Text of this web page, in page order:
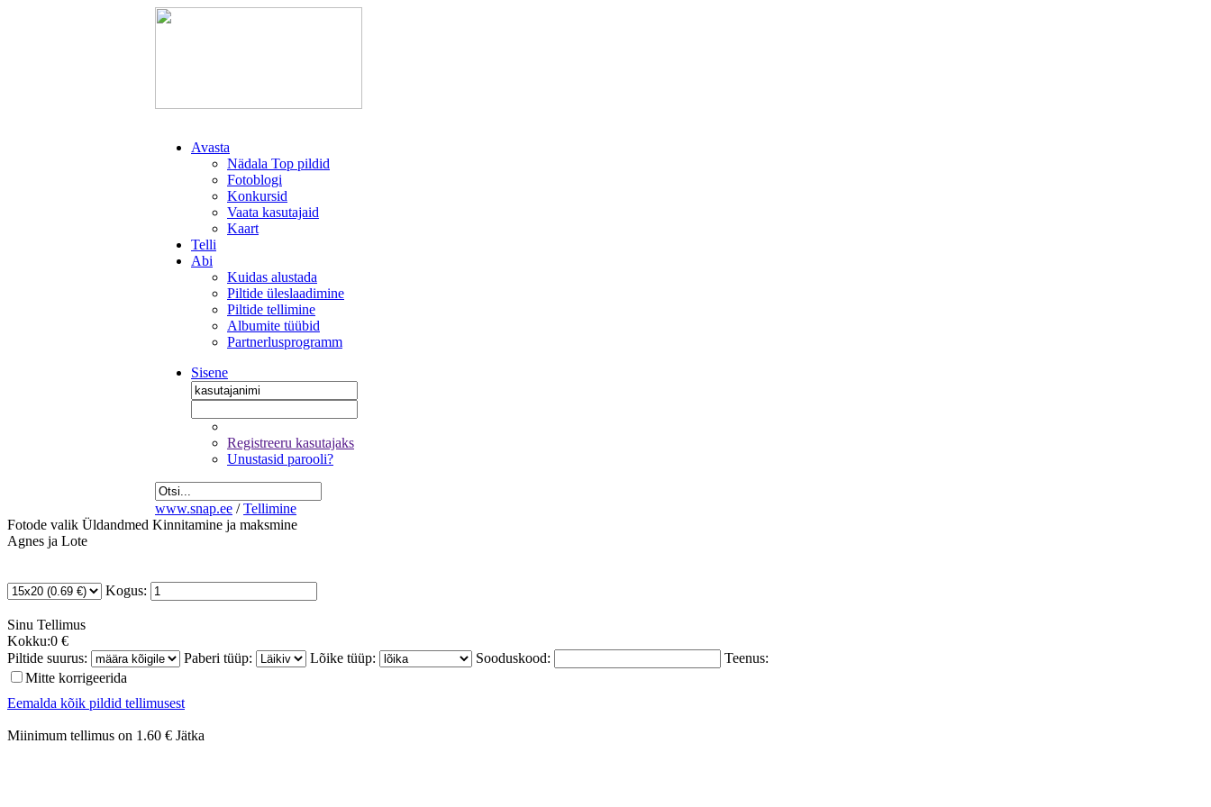
Avasta
Nädala Top pildid
Fotoblogi
Konkursid
Vaata kasutajaid
Kaart
Telli
Abi
Kuidas alustada
Piltide üleslaadimine
Piltide tellimine
Albumite tüübid
Partnerlusprogramm
Sisene
Registreeru kasutajaks
Unustasid parooli?
www.snap.ee / Tellimine
Fotode valik Üldandmed Kinnitamine ja maksmine
Agnes ja Lote
Kogus:
Sinu Tellimus
Kokku:0 €
Piltide suurus:
Paberi tüüp: Lõike tüüp: Sooduskood:
Teenus:
Mitte korrigeerida
Eemalda kõik pildid tellimusest
Miinimum tellimus on 1.60 € Jätka